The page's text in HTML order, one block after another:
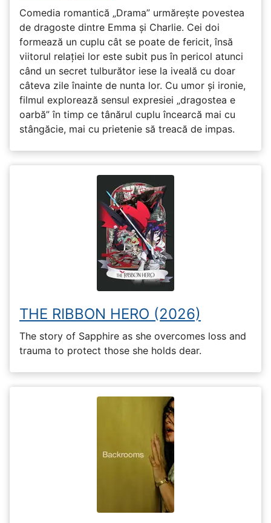
Comedia romantică „Drama” urmărește povestea
de dragoste dintre Emma și Charlie. Cei doi
formează un cuplu cât se poate de fericit, însă
viitorul relației lor este subit pus în pericol atunci
când un secret tulburător iese la iveală cu doar
câteva zile înainte de nunta lor. Cu umor și ironie,
filmul explorează sensul expresiei „dragostea e
oarbă” în timp ce tânărul cuplu încearcă mai cu
stângăcie, mai cu prietenie să treacă de impas.
THE RIBBON HERO (2026)
The story of Sapphire as she overcomes loss and
trauma to protect those she holds dear.